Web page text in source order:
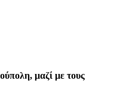
μαζί με τους